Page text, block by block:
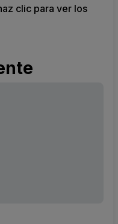
clic para ver los